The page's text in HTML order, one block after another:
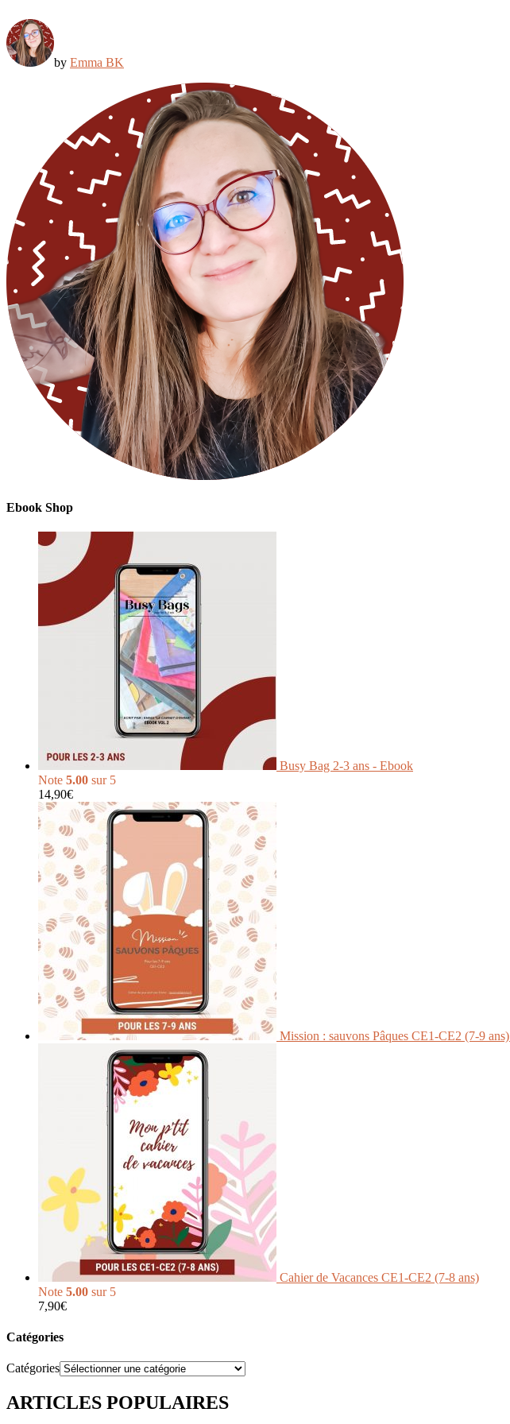
by Emma BK
Ebook Shop
Busy Bag 2-3 ans - Ebook
Note 5.00 sur 5
14,90€
Mission : sauvons Pâques CE1-CE2 (7-9 ans)
Cahier de Vacances CE1-CE2 (7-8 ans)
Note 5.00 sur 5
7,90€
Catégories
Catégories
ARTICLES POPULAIRES